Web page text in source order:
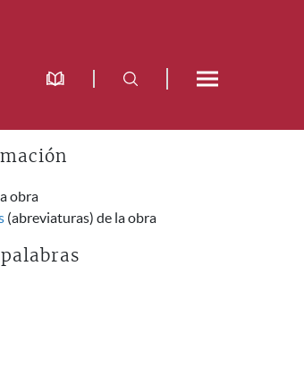
obra
(abreviaturas) de la obra